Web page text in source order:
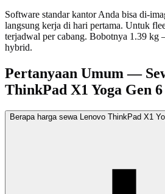
Software standar kantor Anda bisa di-
langsung kerja di hari pertama. Untuk
terjadwal per cabang. Bobotnya 1.39
hybrid.
Pertanyaan Umum —
ThinkPad X1 Yoga Gen 6
Berapa harga sewa Lenovo ThinkPad X1